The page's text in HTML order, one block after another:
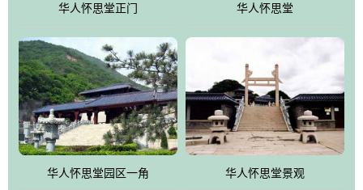
伴，与祖宗同眠，他（她）们的思想与品德与山河同在，与日月同
辉。
怀思堂作为豪华室内骨灰存放处，将干支纪年、五行相生相克、天
人合一、太极八卦、生辰八字及生肖等有机结合到历史文化中。一
厅七千个福位分十二小区，按十二地支命名。客户选位，可依据生
肖、八字、时辰亦可参考地理方位、职业、兴趣爱好等等。堂中是
地宫陵寝式的，入口楹联选材于著名田园诗人陶渊明"亲戚或余悲，
他人亦已歌，死后何所道，托体同山阿"中的后两句。反应了回归大
华人怀思堂正门 华人怀思堂
华人怀思堂园区一角 华人怀思堂景观